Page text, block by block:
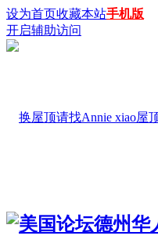
设为首页收藏本站手机版
开启辅助访问